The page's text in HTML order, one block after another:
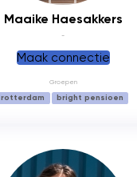
Maaike Haesakkers
-
Maak connectie
Groepen
rotterdam bright pensioen